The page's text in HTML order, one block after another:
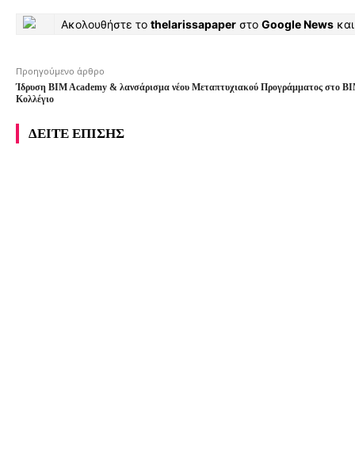
Ακολουθήστε το thelarissapaper στο Google News
Προηγούμενο άρθρο
Ίδρυση BIM Academy & λανσάρισμα νέου Μεταπτυχιακού Προγράμματος στο
Κολλέγιο
ΔΕΙΤΕ ΕΠΙΣΗΣ